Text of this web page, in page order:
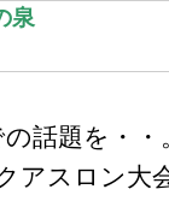
泉
話題を・・
アスロン大